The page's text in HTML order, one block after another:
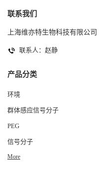
联系我们
上海维亦特生物科技有限公司
联系人：赵静
产品分类
环境
群体感应信号分子
PEG
信号分子
More